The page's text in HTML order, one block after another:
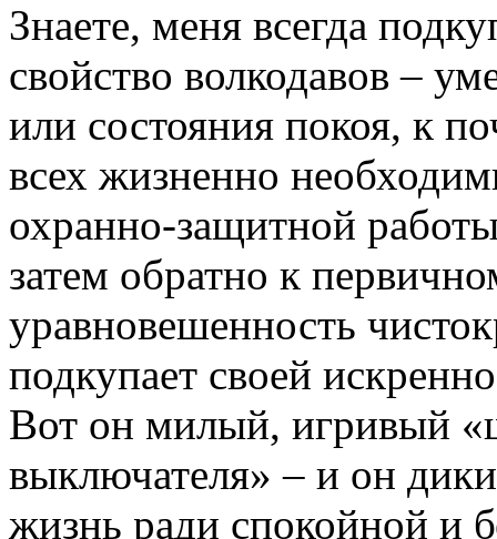
Знаете, меня всегда
свойство волкодавов –
или состояния покоя, к
всех жизненно
охранно-защитной
затем обратно к
уравновешенность
подкупает своей
Вот он милый, игривый
выключателя» – и он
жизнь ради спокойной и